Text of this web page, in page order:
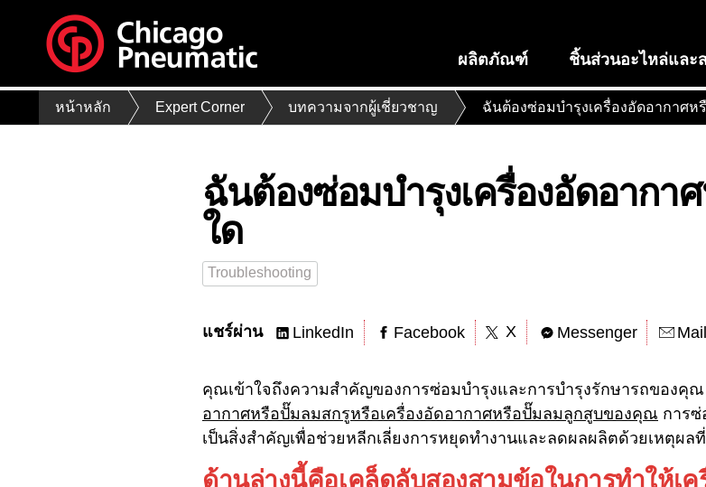
ผลิตภัณฑ์ ชิ้นส่วนอะไหล่และ
หน้าหลัก Expert Corner บทความจากผู้เชี่ยวชาญ ฉันต้องซ่อมบํารุงเครื่องอัดอากาศห
ฉันต้องซ่อมบํารุงเครื่องอัดอากา
ใด
Troubleshooting
แชร์ผ่าน LinkedIn Facebook X Messenger Mail
คุณเข้าใจถึงความสําคัญของการซ่อมบํารุงและการบํารุงรักษารถของคุณ
อากาศหรือปั๊มลมสกรูหรือเครื่องอัดอากาศหรือปั๊มลมลูกสูบของคุณ การ
เป็นสิ่งสําคัญเพื่อช่วยหลีกเลี่ยงการหยุดทํางานและลดผลผลิตด้วยเหตุผล
ด้านล่างนี้คือเคล็ดลับสองสามข้อในการทําให้เ